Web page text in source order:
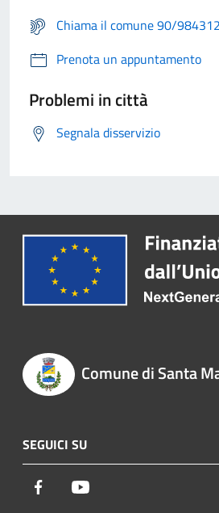
Chiama il comune 90/
Prenota un appuntamento
Problemi in città
Segnala disservizio
Comune di Santa
SEGUICI SU
Facebook